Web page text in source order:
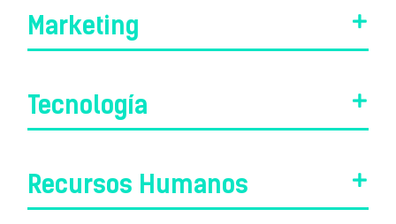
Marketing
Tecnología
Recursos Humanos